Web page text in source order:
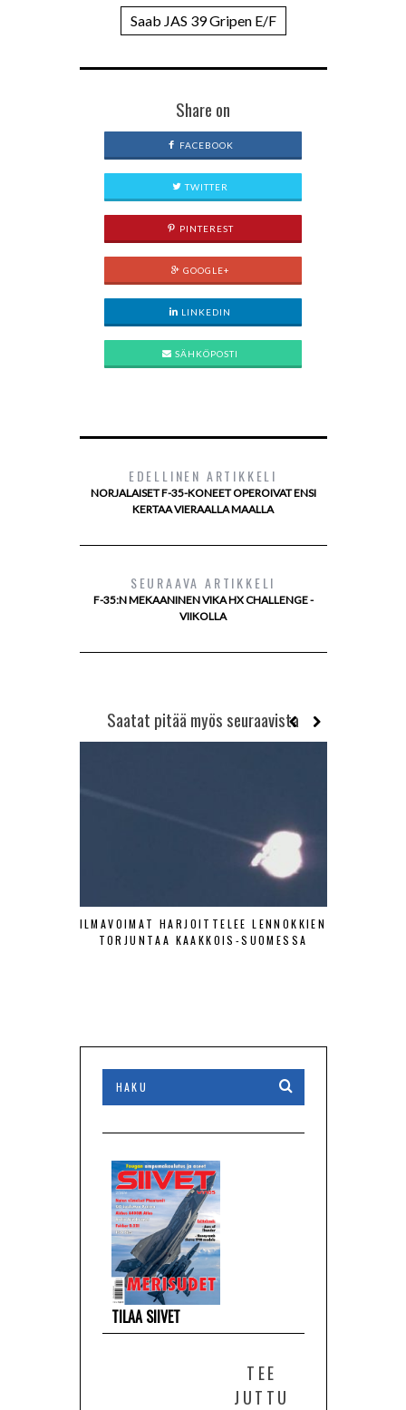
Saab JAS 39 Gripen E/F
Share on
FACEBOOK
TWITTER
PINTEREST
GOOGLE+
LINKEDIN
SÄHKÖPOSTI
EDELLINEN ARTIKKELI
NORJALAISET F-35-KONEET OPEROIVAT ENSI
KERTAA VIERAALLA MAALLA
SEURAAVA ARTIKKELI
F-35:N MEKAANINEN VIKA HX CHALLENGE -
VIIKOLLA
Saatat pitää myös seuraavista
ILMAVOIMAT HARJOITTELEE LENNOKKIEN
TORJUNTAA KAAKKOIS-SUOMESSA
TILAA SIIVET
TEE
JUTTU